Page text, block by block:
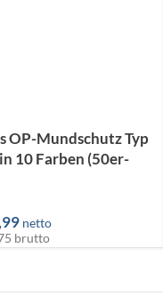
OP-Mundschutz Typ
10 Farben (50er-
netto
brutto